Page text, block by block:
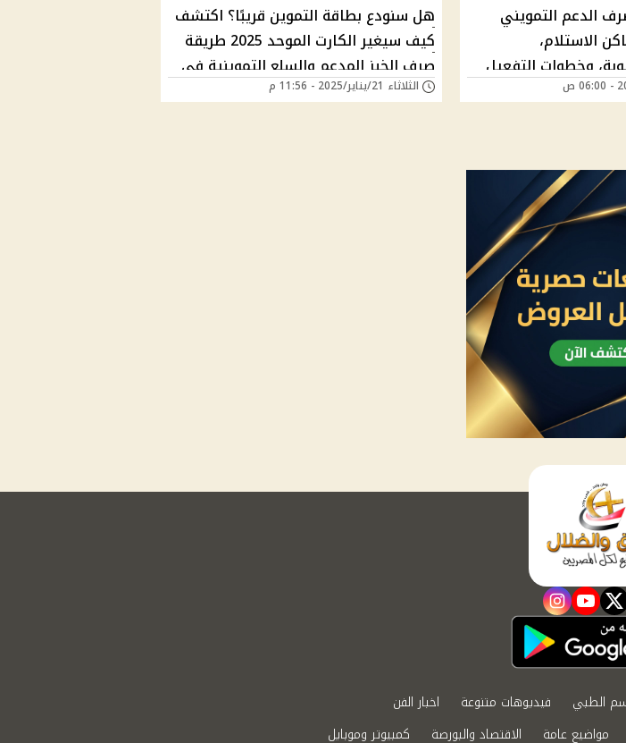
الدعم التمويني
الاستلام،
وخطوات التفعيل
هل سنودع بطاقة التموين قريبًا؟ اكتشف
كيف سيغير الكارت الموحد 2025 طريقة
صرف الخبز المدعم والسلع التموينية في
مصرالثلاثاء 21/يناير/2025 - 11:56 م
twitter
youtube
instagram
الطبي فيديوهات متنوعة
اخبار الفن
مواضيع عامة الاقتصاد والبورصة كمبيوتر وموبايل